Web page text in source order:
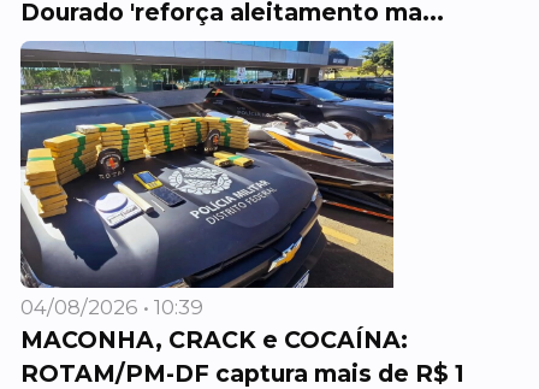
Dourado 'reforça aleitamento ma...
04/08/2026 • 10:39
MACONHA, CRACK e COCAÍNA:
ROTAM/PM-DF captura mais de R$ 1